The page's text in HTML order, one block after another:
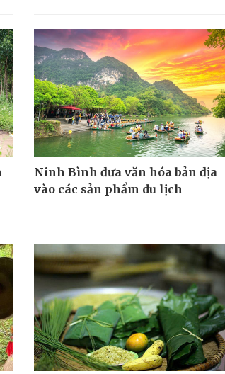
Ninh Bình đưa văn hóa bản địa
vào các sản phẩm du lịch